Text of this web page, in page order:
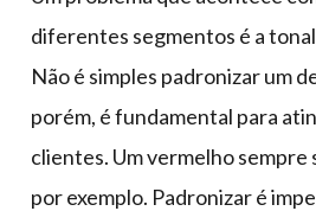
diferentes segmentos é a
Não é simples padronizar um
porém, é fundamental para
clientes. Um vermelho sempre
por exemplo. Padronizar é